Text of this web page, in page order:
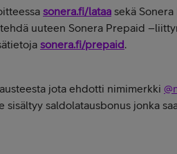
sonera.fi/lataa sekä
uuteen Sonera Prepaid
sonera.fi/prepaid.
jota ehdotti nimimerkki
sisältyy saldolatausbonus jonka